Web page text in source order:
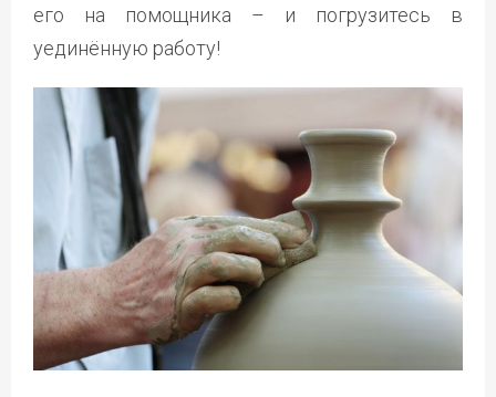
его на помощника – и погрузитесь в
уединённую работу!